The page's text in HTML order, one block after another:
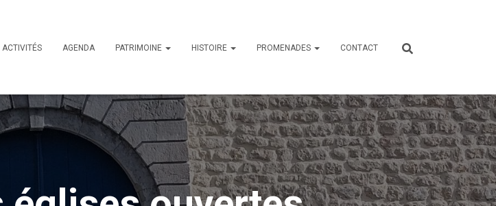
ACTIVITÉS AGENDA PATRIMOINE HISTOIRE PROMENADES CONTACT